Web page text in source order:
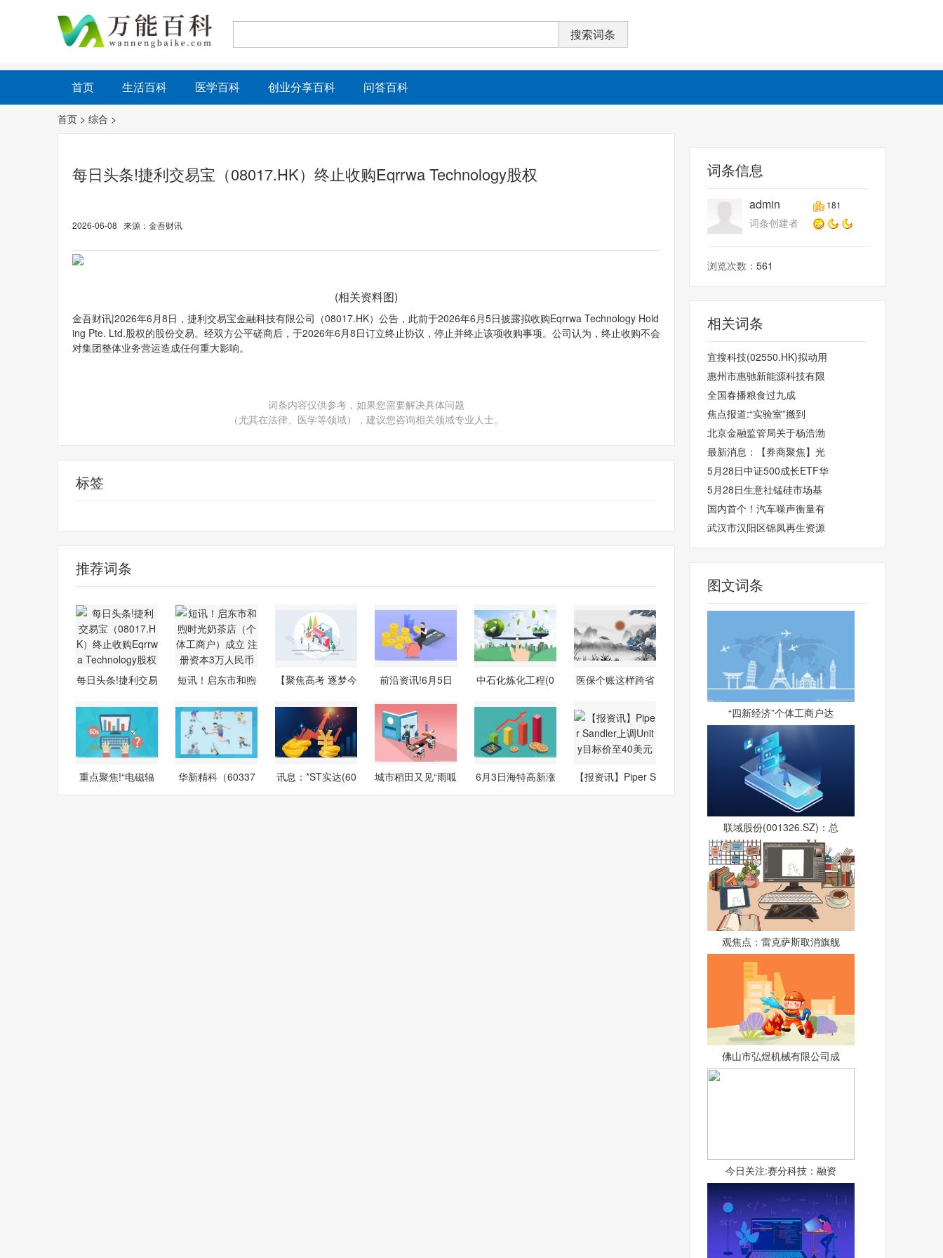
首页 生活百科 医学百科 创业分享百科 问答百科
首页 > 综合 >
每日头条!捷利交易宝（08017.HK）终止收购Eqrrwa Technology股权
2026-06-08 来源：金吾财讯
(相关资料图)
金吾财讯|2026年6月8日，捷利交易宝金融科技有限公司（08017.HK）公告，此前于2026年6月5日披露拟收购Eqrrwa Technology Hold
ing Pte. Ltd.股权的股份交易。经双方公平磋商后，于2026年6月8日订立终止协议，停止并终止该项收购事项。公司认为，终止收购不会
对集团整体业务营运造成任何重大影响。
词条内容仅供参考，如果您需要解决具体问题
（尤其在法律、医学等领域），建议您咨询相关领域专业人士。
标签
推荐词条
每日头条!捷利交易
短讯！启东市和煦
【聚焦高考 逐梦今
前沿资讯!6月5日
中石化炼化工程(0
医保个账这样跨省
重点聚焦!“电磁辐
华新精科（60337
讯息：*ST实达(60
城市稻田又见“雨呱
6月3日海特高新涨
【报资讯】Piper S
词条信息
admin 181
词条创建者
浏览次数： 561
相关词条
宜搜科技(02550.HK)拟动用
惠州市惠驰新能源科技有限
全国春播粮食过九成
焦点报道:“实验室”搬到
北京金融监管局关于杨浩渤
最新消息：【券商聚焦】光
5月28日中证500成长ETF华
5月28日生意社锰硅市场基
国内首个！汽车噪声衡量有
武汉市汉阳区锦凤再生资源
图文词条
“四新经济”个体工商户达
联域股份(001326.SZ)：总
观焦点：雷克萨斯取消旗舰
佛山市弘煜机械有限公司成
今日关注:赛分科技：融资